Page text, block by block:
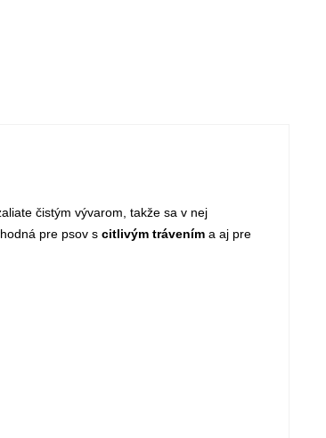
čistým vývarom, takže sa v nej
pre psov s citlivým trávením a aj pre